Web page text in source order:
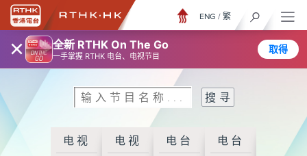
× 全新 RTHK On The Go
一手掌握 RTHK 电台、电视节目
取得
ENG / 繁
电视 电视 电台 电台